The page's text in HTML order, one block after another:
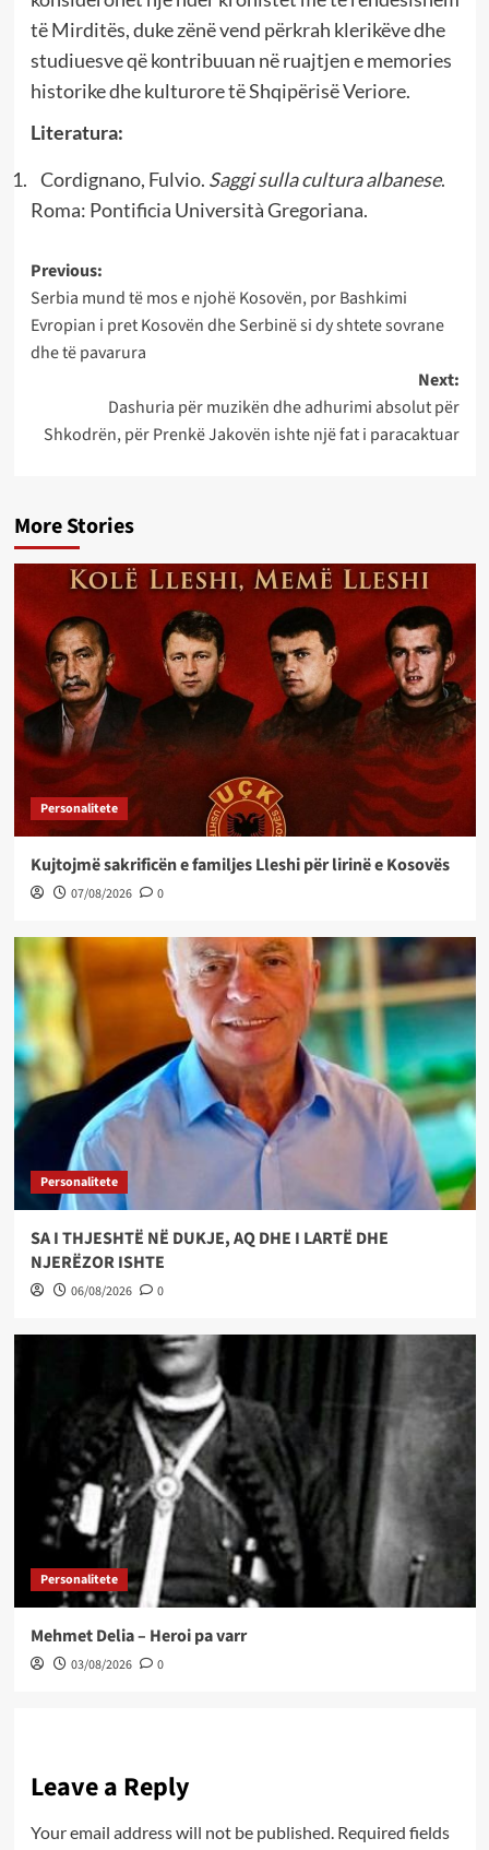
të Mirditës, duke zënë vend përkrah klerikëve dhe
studiuesve që kontribuuan në ruajtjen e memories
historike dhe kulturore të Shqipërisë Veriore.
Literatura:
Cordignano, Fulvio. Saggi sulla cultura albanese.
Roma: Pontificia Università Gregoriana.
Post
navigation
Previous:
Serbia mund të mos e njohë Kosovën, por Bashkimi
Evropian i pret Kosovën dhe Serbinë si dy shtete sovrane
dhe të pavarura
Next:
Dashuria për muzikën dhe adhurimi absolut për
Shkodrën, për Prenkë Jakovën ishte një fat i paracaktuar
More Stories
Personalitete
Kujtojmë sakrificën e familjes Lleshi për lirinë e Kosovës
07/08/2026 0
Personalitete
SA I THJESHTË NË DUKJE, AQ DHE I LARTË DHE
NJERËZOR ISHTE
06/08/2026 0
Personalitete
Mehmet Delia – Heroi pa varr
03/08/2026 0
Leave a Reply
Your email address will not be published. Required fields